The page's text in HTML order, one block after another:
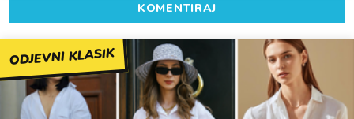
KOMENTIRAJ
ODJEVNI KLASIK